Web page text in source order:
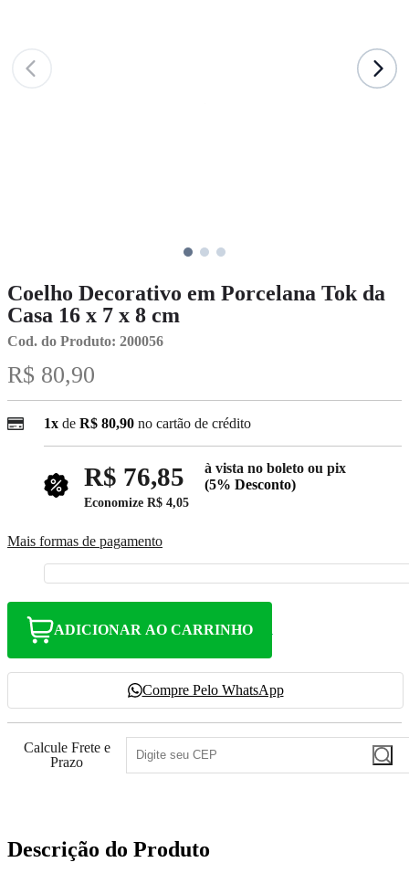
Coelho Decorativo em Porcelana Tok da
Casa 16 x 7 x 8 cm
Cod. do Produto: 200056
R$ 80,90
1x de R$ 80,90 no cartão de crédito
R$ 76,85
à vista no boleto ou pix
(5% Desconto)
Economize R$ 4,05
Mais formas de pagamento
ADICIONAR AO CARRINHO
Compre Pelo WhatsApp
Calcule Frete e
Prazo
Descrição do Produto